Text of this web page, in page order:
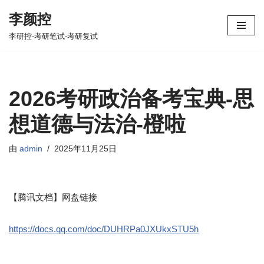
跳
李颜控
李研控-考研笔试-考研复试
2026考研政治备考宝典-思
想道德与法治-橙啦
由 admin 2025年11月25日
【腾讯文档】网盘链接
https://docs.qq.com/doc/DUHRPa0JXUkxSTU5h